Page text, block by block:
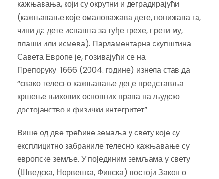
кажњавања, који су окрутни и деградирајући
(кажњавање које омаловажава дете, понижава га,
чини да дете испашта за туђе грехе, прети му,
плаши или исмева). Парламентарна скупштина
Савета Европе је, позивајући се на
Препоруку 1666 (2004. године) изнела став да
“свако телесно кажњавање деце представља
кршење њихових основних права на људско
достојанство и физички интегритет”.
Више од две трећине земаља у свету које су
експлицитно забраниле телесно кажњавање су
европске земље. У појединим земљама у свету
(Шведска, Норвешка, Финска) постоји Закон о